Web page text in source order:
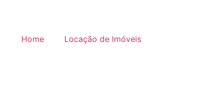
Home Locação de Imóveis